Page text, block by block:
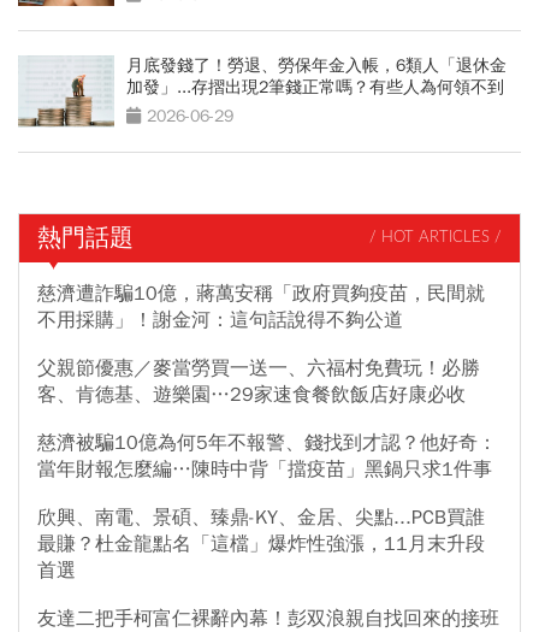
月底發錢了！勞退、勞保年金入帳，6類人「退休金
加發」...存摺出現2筆錢正常嗎？有些人為何領不到
2026-06-29
熱門話題 / HOT ARTICLES /
慈濟遭詐騙10億，蔣萬安稱「政府買夠疫苗，民間就
不用採購」！謝金河：這句話說得不夠公道
父親節優惠／麥當勞買一送一、六福村免費玩！必勝
客、肯德基、遊樂園…29家速食餐飲飯店好康必收
慈濟被騙10億為何5年不報警、錢找到才認？他好奇：
當年財報怎麼編…陳時中背「擋疫苗」黑鍋只求1件事
欣興、南電、景碩、臻鼎-KY、金居、尖點...PCB買誰
最賺？杜金龍點名「這檔」爆炸性強漲，11月末升段
首選
友達二把手柯富仁裸辭內幕！彭双浪親自找回來的接班